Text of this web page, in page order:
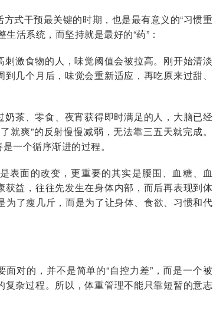
式干预最关键的时期，也是最有意义的“习惯重
活系统，而坚持就是最好的“药”：
激食物的人，味觉阈值会被拉高。刚开始清淡
几个月后，味觉会重新适应，再吃原来过甜、
茶、零食、夜宵获得即时满足的人，大脑已经
就爽”的反射慢慢减弱，无法靠三五天就完成。
一个循序渐进的过程。
表面的改变，更重要的其实是腰围、血糖、血
益，往往先发生在身体内部，而后再表现到体
了瘦几斤，而是为了让身体、食欲、习惯和代
对的，并不是简单的“自控力差”，而是一个被
杂过程。所以，体重管理不能只靠短暂的意志